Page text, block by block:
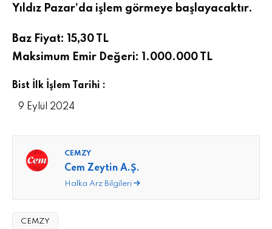
Yıldız Pazar’da işlem görmeye başlayacaktır.
Baz Fiyat: 15,30 TL
Maksimum Emir Değeri: 1.000.000 TL
Bist İlk İşlem Tarihi :
9 Eylül 2024
CEMZY
Cem Zeytin A.Ş.
Halka Arz Bilgileri
CEMZY